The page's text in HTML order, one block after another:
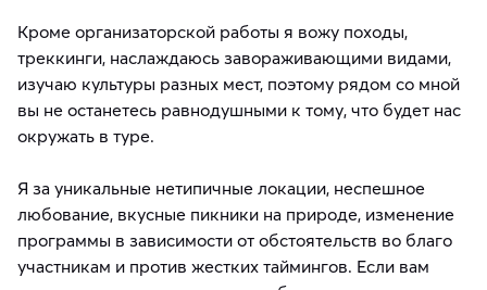
Кроме организаторской работы я вожу походы,
треккинги, наслаждаюсь завораживающими видами,
изучаю культуры разных мест, поэтому рядом со мной
вы не останетесь равнодушными к тому, что будет нас
окружать в туре.
Я за уникальные нетипичные локации, неспешное
любование, вкусные пикники на природе, изменение
программы в зависимости от обстоятельств во благо
участникам и против жестких таймингов. Если вам